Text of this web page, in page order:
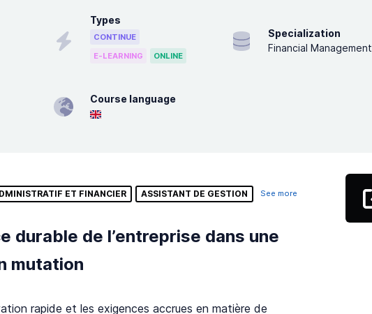
Types
CONTINUE
E-LEARNING
ONLINE
Specialization
Financial Management
Course language
ET FINANCIER ASSISTANT DE GESTION See more
durable de l’entreprise dans une
mutation
rapide et les exigences accrues en matière de